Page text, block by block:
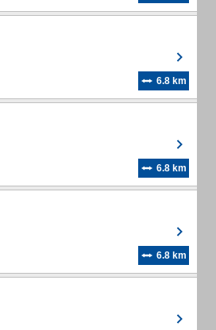
6.8 km
6.8 km
6.8 km